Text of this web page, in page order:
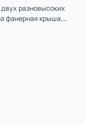
разновысоких
фанерная крыша,
вспомогательные
башне
в морской